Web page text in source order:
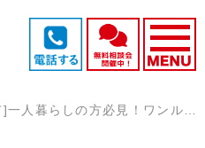
[南アルプス市]一人暮らしの方必見！ワンルーム平屋のこだわりをチェック！